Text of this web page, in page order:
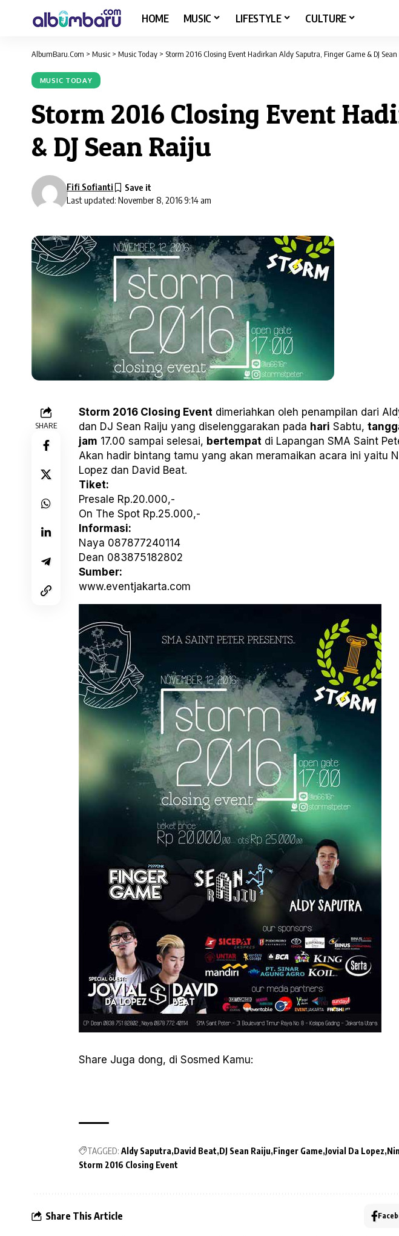
HOME MUSIC LIFESTYLE CULTURE
AlbumBaru.Com > Music > Music Today > Storm 2016 Closing Event Hadirkan Aldy Saputra, Finger Game & DJ
MUSIC TODAY
Storm 2016 Closing Event
& DJ Sean Raiju
Last updated: November 8, 2016 9:14 am
Fifi Sofianti
SHARE
Storm 2016 Closing Event dimeriahkan oleh penampilan dari
dan DJ Sean Raiju yang diselenggarakan pada hari Sabtu,
jam 17.00 sampai selesai, bertempat di Lapangan SMA Saint
Akan hadir bintang tamu yang akan meramaikan acara ini yaitu
Lopez dan David Beat.
Tiket:
Presale Rp.20.000,-
On The Spot Rp.25.000,-
Informasi:
Naya 087877240114
Dean 083875182802
Sumber:
www.eventjakarta.com
Share Juga dong, di Sosmed Kamu:
TAGGED: Aldy Saputra David Beat DJ Sean Raiju Finger Game Jovial Da Lopez
Storm 2016 Closing Event
Share This Article